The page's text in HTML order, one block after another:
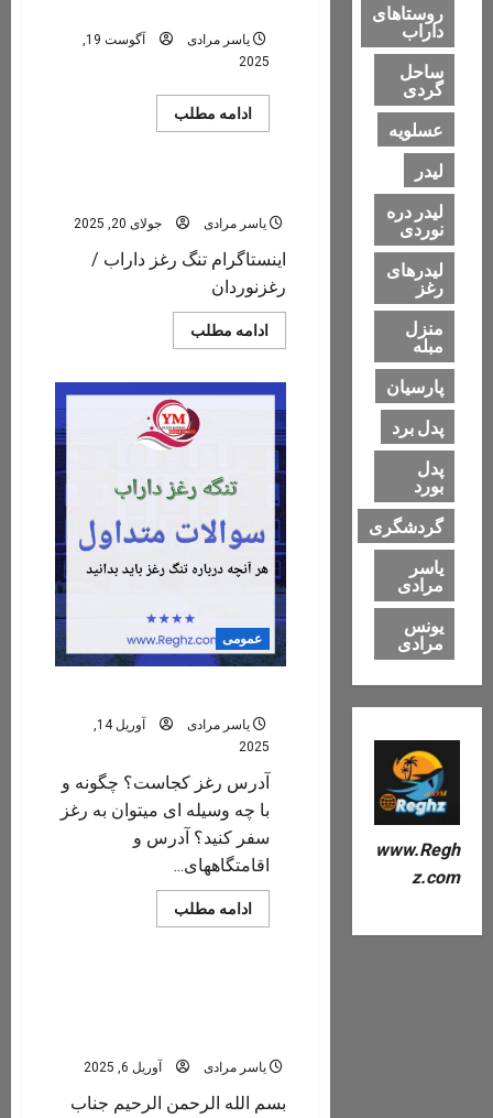
یاسر مرادی
آگوست 19,
2025
ادامه مطلب
more
یاسر مرادی جولای 20, 2025
اینستاگرام تنگ رغز داراب /
رغزنوردان
ادامه مطلب
more
تنگ
رغز
داراب
عمومی
یاسر مرادی
آوریل 14,
2025
آدرس رغز کجاست؟ چگونه و
با چه وسیله ای میتوان به رغز
سفر کنید؟ آدرس و
اقامتگاههای...
ادامه مطلب
more
یاسر مرادی آوریل 6, 2025
بسم الله الرحمن الرحیم جناب
روستاهای
داراب
ساحل
گردی
عسلویه
لیدر
لیدر دره
نوردی
لیدرهای
رغز
منزل
مبله
پارسیان
پدل برد
پدل
بورد
گردشگری
یاسر
مرادی
یونس
مرادی
www.Regh
z.com